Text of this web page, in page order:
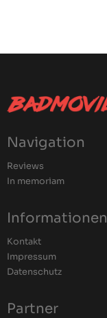
Navigation
Reviews
In memoriam
Informationen
Kontakt
Impressum
Datenschutz
Partner